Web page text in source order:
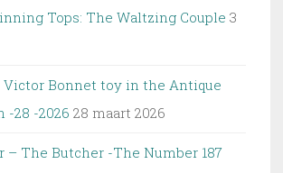
Tops: The Waltzing Couple 3
Victor Bonnet toy in the Antique
-28 -2026 28 maart 2026
– The Butcher -The Number 187